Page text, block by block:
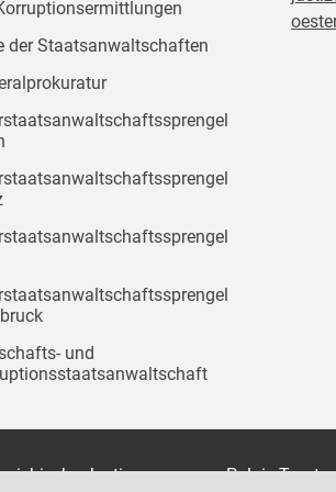
der Staatsanwaltschaften
und
Justiz Palais